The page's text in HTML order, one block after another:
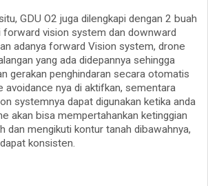
GDU O2 juga dilengkapi dengan 2 buah
forward vision system dan downward
adanya forward Vision system, drone
yang ada didepannya sehingga
gerakan penghindaran secara otomatis
avoidance nya di aktifkan, sementara
systemnya dapat digunakan ketika anda
akan bisa mempertahankan ketinggian
dan mengikuti kontur tanah dibawahnya,
konsisten.